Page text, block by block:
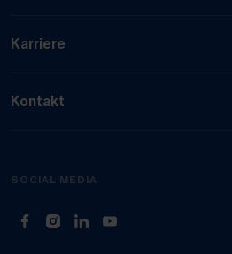
Karriere
Kontakt
SOCIAL MEDIA
(Öffnet in neuem Tab)
(Öffnet in neuem Tab)
(Öffnet in neuem Tab)
(Öffnet in neuem Tab)